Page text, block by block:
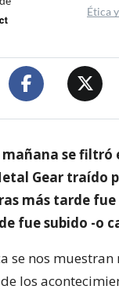
Ética
mañana se
Gear traído
más tarde
fue subido -o
se nos
los